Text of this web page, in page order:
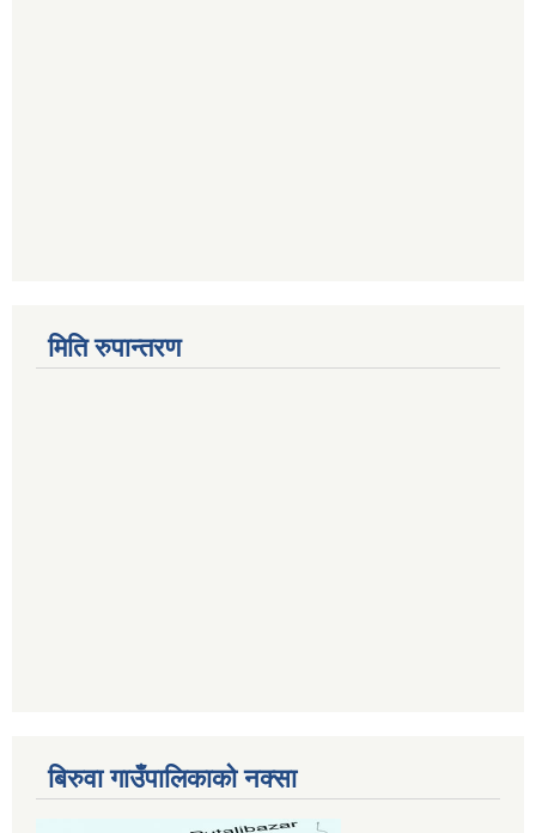
मिति रुपान्तरण
बिरुवा गाउँपालिकाको नक्सा